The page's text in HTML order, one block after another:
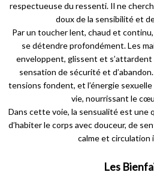
respectueuse du ressenti. Il ne
doux de la sensibilité et
Par un toucher lent, chaud et
se détendre profondément. Les
enveloppent, glissent et
sensation de sécurité et
tensions fondent, et l’énergie
vie, nourrissant le
Dans cette voie, la sensualité est une
d’habiter le corps avec douceur, de
calme et circulation
Les